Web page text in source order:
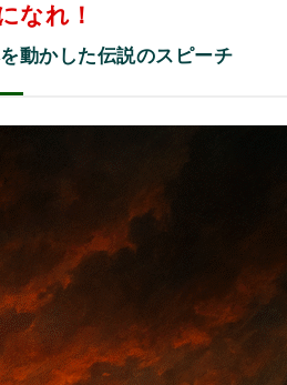
なれ！
動かした伝説のスピーチ